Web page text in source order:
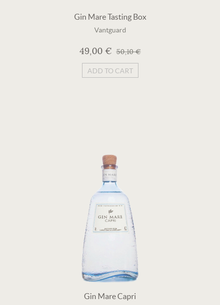
Gin Mare Tasting Box
Vantguard
49,00 € 50,10 €
ADD TO CART
Gin Mare Capri